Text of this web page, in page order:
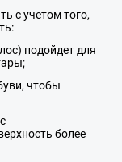
с учетом того,
подойдет для
чтобы
более